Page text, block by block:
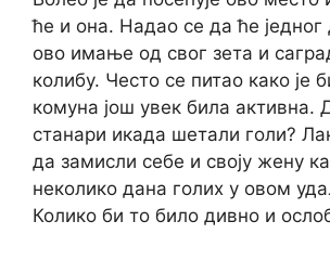
ће и она. Надао се да ће једног
ово имање од свог зета и
колибу. Често се питао како је
комуна још увек била активна.
станари икада шетали голи?
да замисли себе и своју жену
неколико дана голих у овом
Колико би то било дивно и